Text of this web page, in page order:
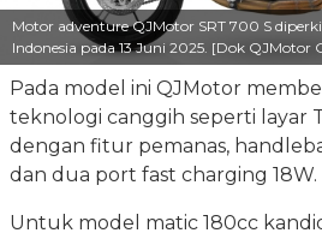
Motor adventure QJMotor SRT 700 S
Indonesia pada 13 Juni 2025. [Dok QJMotor
Pada model ini QJMotor
teknologi canggih seperti layar
dengan fitur pemanas,
dan dua port fast charging 18W.
Untuk model matic 180cc